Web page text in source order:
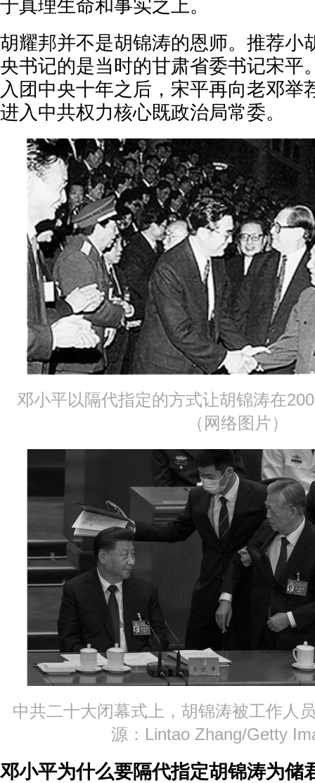
于真理生命和事实之上。
胡耀邦并不是胡锦涛的恩师。推荐小
央书记的是当时的甘肃省委书记宋平
入团中央十年之后，宋平再向老邓举
进入中共权力核心既政治局常委。
邓小平以隔代指定的方式让胡锦涛在
（网络图片）
中共二十大闭幕式上，胡锦涛被工作人
源：Lintao Zhang/Getty
邓小平为什么要隔代指定胡锦涛为储